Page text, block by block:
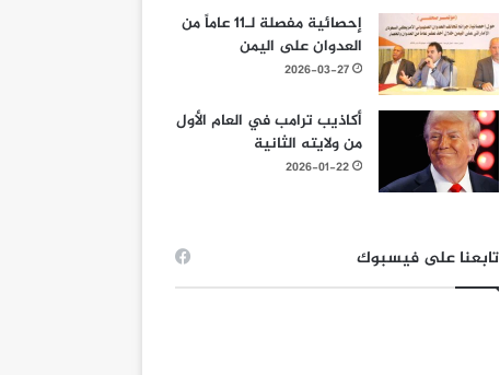
إحصائية مفصلة لـ11 عاماً من
العدوان على اليمن
2026-03-27
أكاذيب ترامب في العام الأول
من ولايته الثانية
2026-01-22
تابعنا على فيسبوك